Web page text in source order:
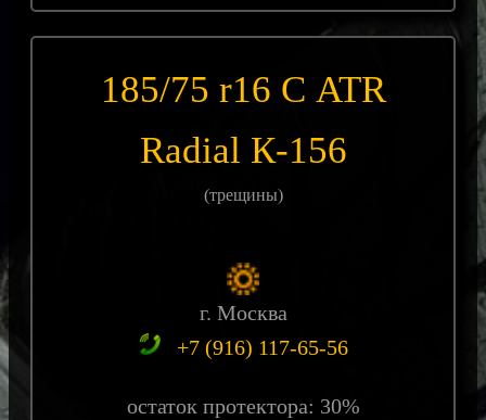
185/75 r16 С ATR
Radial К-156
(трещины)
г. Москва
+7 (916) 117-65-56
остаток протектора: 30%